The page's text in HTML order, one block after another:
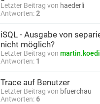
Letzter Beitrag von haederli
Antworten:2
iSQL - Ausgabe von
nicht möglich?
Letzter Beitrag von
Antworten: 1
Trace auf Benutzer
Letzter Beitrag von bfuerchau
Antworten: 6